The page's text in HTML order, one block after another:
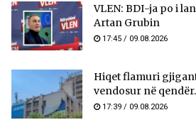
VLEN: BDI-ja po i
Artan Grubin
17:45 / 09.08.2026
Hiqet flamuri
vendosur në
17:39 / 09.08.2026